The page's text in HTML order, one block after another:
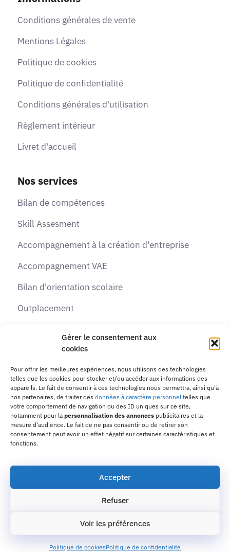
Gérer le consentement aux
cookies
Pour offrir les meilleures expériences, nous utilisons des technologies
telles que les cookies pour stocker et/ou accéder aux informations des
appareils. Le fait de consentir à ces technologies nous permettra, ainsi qu'à
nos partenaires, de traiter des données à caractère personnel telles que
votre comportement de navigation ou des ID uniques sur ce site,
notamment pour la personnalisation des annonces publicitaires et la
mesure d'audience. Le fait de ne pas consentir ou de retirer son
consentement peut avoir un effet négatif sur certaines caractéristiques et
fonctions.
Accepter
Refuser
Voir les préférences
Politique de cookiesPolitique de confidentialité
Conditions générales de vente
Mentions Légales
Politique de cookies
Politique de confidentialité
Conditions générales d'utilisation
Règlement intérieur
Livret d'accueil
Nos services
Bilan de compétences
Skill Assesment
Accompagnement à la création d'entreprise
Accompagnement VAE
Bilan d'orientation scolaire
Outplacement
Formations
Contactez-nous
Adresse :10 passage de la Margeride, 31770
Colomiers
Email :contact31@orientaction.com